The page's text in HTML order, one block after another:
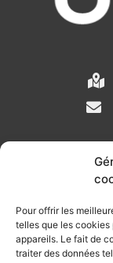
Pour offrir les
telles que les
appareils. Le fait de
traiter des données